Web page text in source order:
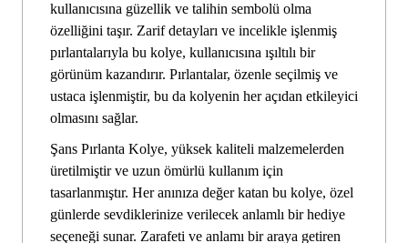
kullanıcısına güzellik ve talihin sembolü olma
özelliğini taşır. Zarif detayları ve incelikle işlenmiş
pırlantalarıyla bu kolye, kullanıcısına ışıltılı bir
görünüm kazandırır. Pırlantalar, özenle seçilmiş ve
ustaca işlenmiştir, bu da kolyenin her açıdan etkileyici
olmasını sağlar.
Şans Pırlanta Kolye, yüksek kaliteli malzemelerden
üretilmiştir ve uzun ömürlü kullanım için
tasarlanmıştır. Her anınıza değer katan bu kolye, özel
günlerde sevdiklerinize verilecek anlamlı bir hediye
seçeneği sunar. Zarafeti ve anlamı bir araya getiren